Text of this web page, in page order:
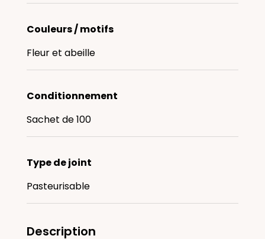
Couleurs / motifs
Fleur et abeille
Conditionnement
Sachet de 100
Type de joint
Pasteurisable
Description